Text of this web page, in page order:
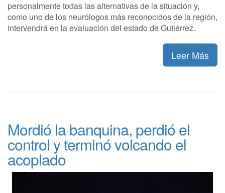
personalmente todas las alternativas de la situación y,
como uno de los neurólogos más reconocidos de la región,
intervendrá en la evaluación del estado de Gutiérrez.
Leer Más
Mordió la banquina, perdió el
control y terminó volcando el
acoplado